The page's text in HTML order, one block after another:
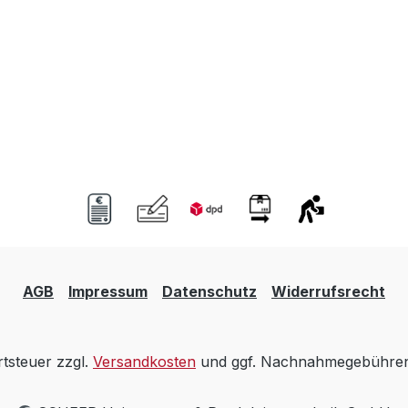
AGB Impressum Datenschutz Widerrufsrecht
zzgl. Versandkosten und ggf.